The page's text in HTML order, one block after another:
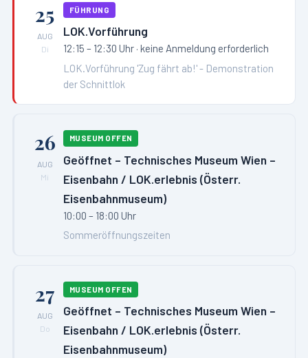
25
AUG
Di
FÜHRUNG
LOK.Vorführung
12:15 – 12:30 Uhr · keine Anmeldung erforderlich
LOK.Vorführung 'Zug fährt ab!' - Demonstration
der Schnittlok
26
AUG
Mi
MUSEUM OFFEN
Geöffnet – Technisches Museum Wien –
Eisenbahn / LOK.erlebnis (Österr.
Eisenbahnmuseum)
10:00 – 18:00 Uhr
Sommeröffnungszeiten
27
AUG
Do
MUSEUM OFFEN
Geöffnet – Technisches Museum Wien –
Eisenbahn / LOK.erlebnis (Österr.
Eisenbahnmuseum)